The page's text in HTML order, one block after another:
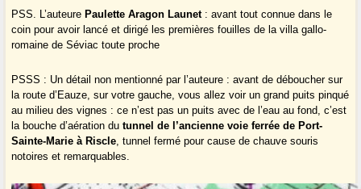
PSS. L’auteure Paulette Aragon Launet: avant tout connue dans le
coin pour avoir lancé et dirigé les premières fouilles de la villa gallo-
romaine de Séviac toute proche
PSSS : Un détail non mentionné par l’auteure : avant de déboucher sur
la route d’Eauze, sur votre gauche, vous allez voir un grand puits pinqué
au milieu des vignes : ce n’est pas un puits avec de l’eau au fond, c’est
la bouche d’aération dutunnel de l’ancienne voie ferrée de Port-
Sainte-Marie à Riscle, tunnel fermé pour cause de chauve souris
notoires et remarquables.